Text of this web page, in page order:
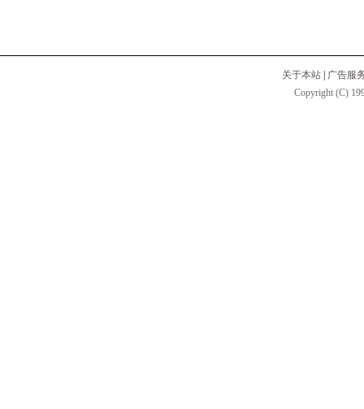
关于本站
广告服
Copyright (C)